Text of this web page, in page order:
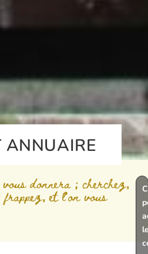
donnera ; cherchez,
et l'on vous
ANNUAIRE